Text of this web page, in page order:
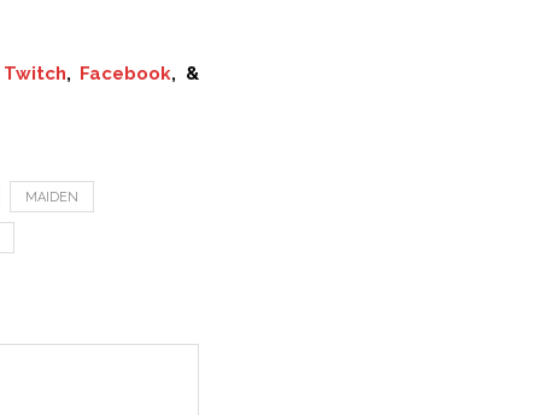
Twitch, Facebook, &
MAIDEN